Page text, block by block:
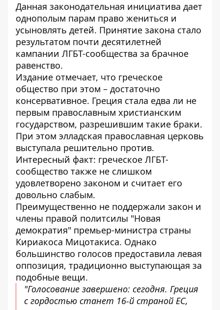
Данная законодательная инициатива дает
однополым парам право жениться и
усыновлять детей. Принятие закона стало
результатом почти десятилетней
кампании ЛГБТ-сообщества за брачное
равенство.
Издание отмечает, что греческое
общество при этом – достаточно
консервативное. Греция стала едва ли не
первым православным христианским
государством, разрешившим такие браки.
При этом элладская православная церковь
выступала решительно против.
Интересный факт: греческое ЛГБТ-
сообщество также не слишком
удовлетворено законом и считает его
довольно слабым.
Преимущественно не поддержали закон и
члены правой политсилы "Новая
демократия" премьер-министра страны
Кириакоса Мицотакиса. Однако
большинство голосов предоставила левая
оппозиция, традиционно выступающая за
подобные вещи.
"Голосование завершено: сегодня. Греция
с гордостью станет 16-й страной ЕС,